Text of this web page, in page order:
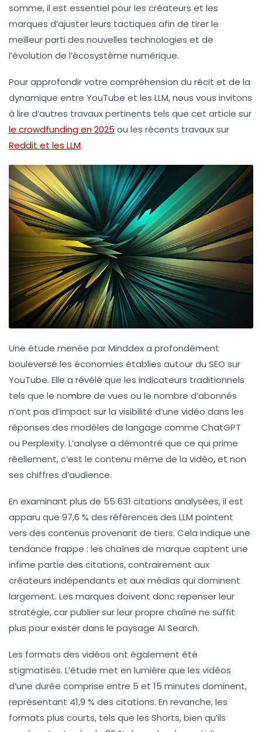
somme, il est essentiel pour les créateurs et les
marques d’ajuster leurs tactiques afin de tirer le
meilleur parti des nouvelles technologies et de
l’évolution de l’écosystème numérique.
Pour approfondir votre compréhension du récit et de la
dynamique entre YouTube et les LLM, nous vous invitons
à lire d’autres travaux pertinents tels que cet article sur
le crowdfunding en 2025 ou les récents travaux sur
Reddit et les LLM.
Une étude menée par Minddex a profondément
bouleversé les économies établies autour du SEO sur
YouTube. Elle a révélé que les indicateurs traditionnels
tels que le nombre de vues ou le nombre d’abonnés
n’ont pas d’impact sur la visibilité d’une vidéo dans les
réponses des modèles de langage comme ChatGPT
ou Perplexity. L’analyse a démontré que ce qui prime
réellement, c’est le contenu même de la vidéo, et non
ses chiffres d’audience.
En examinant plus de 55 631 citations analysées, il est
apparu que 97,6 % des références des LLM pointent
vers des contenus provenant de tiers. Cela indique une
tendance frappe : les chaînes de marque captent une
infime partie des citations, contrairement aux
créateurs indépendants et aux médias qui dominent
largement. Les marques doivent donc repenser leur
stratégie, car publier sur leur propre chaîne ne suffit
plus pour exister dans le paysage AI Search.
Les formats des vidéos ont également été
stigmatisés. L’étude met en lumière que les vidéos
d’une durée comprise entre 5 et 15 minutes dominent,
représentant 41,9 % des citations. En revanche, les
formats plus courts, tels que les Shorts, bien qu’ils